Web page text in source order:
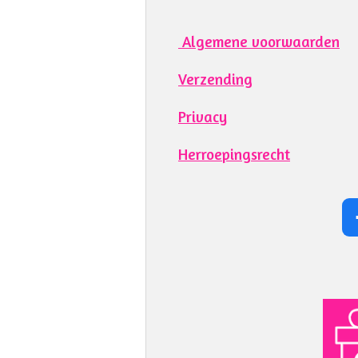
Algemene voorwaarden
Verzending
Privacy
Herroepingsrecht